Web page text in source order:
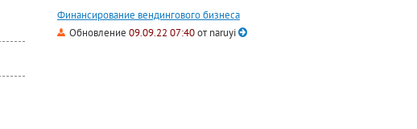
Финансирование вендингового бизнеса
Обновление 09.09.22 07:40отnaruyi